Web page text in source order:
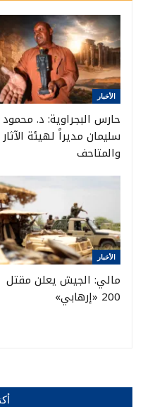
الأخبار
حارس البجراوية: د. محمود
سليمان مديراً لهيئة الآثار
والمتاحف
الأخبار
مالي: الجيش يعلن مقتل
200 «إرهابي»